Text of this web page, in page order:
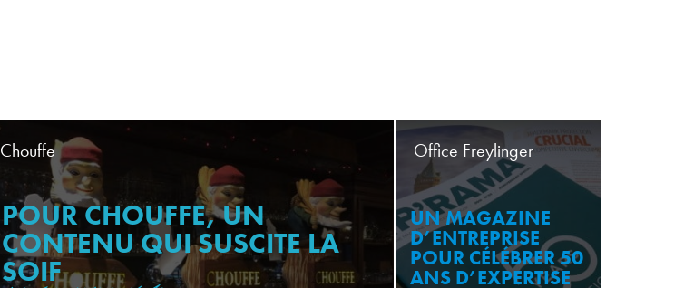
POUR CHOUFFE, UN
CONTENU QUI SUSCITE LA
SOIF
Chouffe
UN MAGAZINE
D’ENTREPRISE
POUR CÉLÉBRER 50
ANS D’EXPERTISE
Office Freylinger